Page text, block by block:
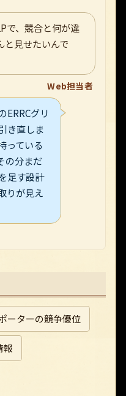
で、競合と何が違
と見せたいんで
Web担当者
ERRCグリ
き直しま
っている
の分まだ
足す設計
りが見え
ーターの競争優位
報